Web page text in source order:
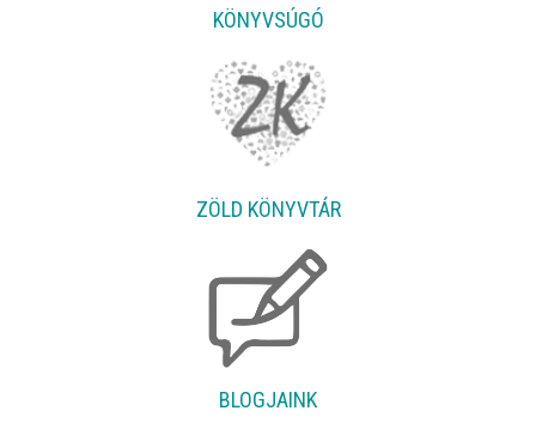
KÖNYVSÚGÓ
ZÖLD KÖNYVTÁR
BLOGJAINK